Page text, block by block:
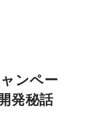
ンペー
発秘話